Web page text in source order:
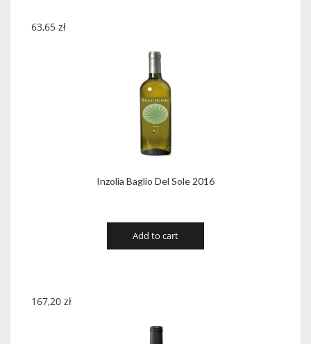
Inzolia Baglio Del Sole 2016
63,65 zł
Add to cart
167,20 zł